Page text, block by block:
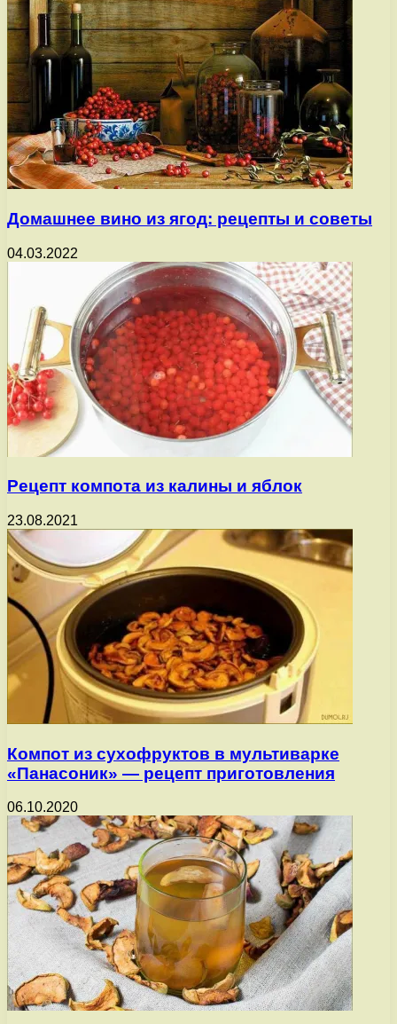
Домашнее вино из ягод: рецепты и советы
04.03.2022
Рецепт компота из калины и яблок
23.08.2021
Компот из сухофруктов в мультиварке
«Панасоник» — рецепт приготовления
06.10.2020